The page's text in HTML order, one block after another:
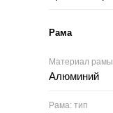
Рама
Материал рамы
Алюминий
Рама: тип